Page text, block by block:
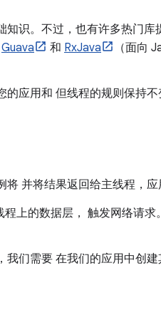
知识。不过，也有许多热门
Guava 和 RxJava （面向
应用和 但线程的规则保持不
将 并将结果返回给主线程，
程上的数据层， 触发网络请
们需要 在我们的应用中创建